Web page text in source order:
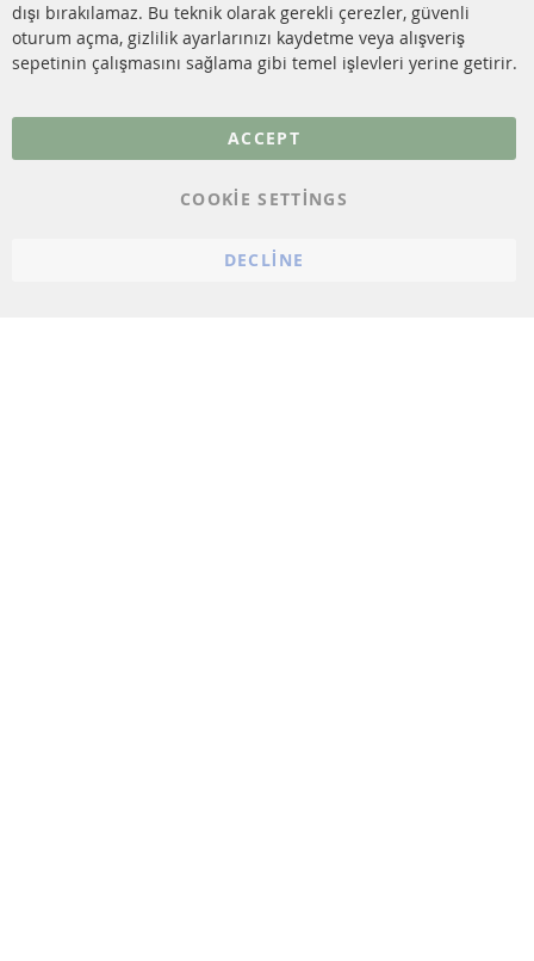
SSS
Daha fazla link
Veri koruma
Genel Çalışma Koşulları
dışı bırakılamaz. Bu teknik olarak gerekli çerezler, güvenli
oturum açma, gizlilik ayarlarınızı kaydetme veya alışveriş
sepetinin çalışmasını sağlama gibi temel işlevleri yerine getirir.
ACCEPT
COOKIE SETTINGS
DECLINE